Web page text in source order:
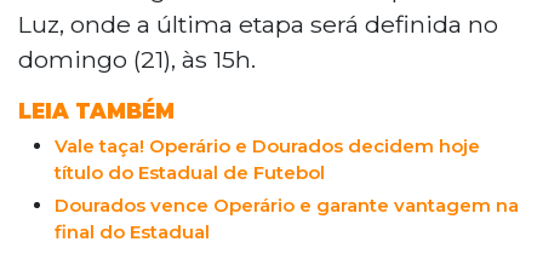
Luz, onde a última etapa será definida no
domingo (21), às 15h.
LEIA TAMBÉM
Vale taça! Operário e Dourados decidem hoje
título do Estadual de Futebol
Dourados vence Operário e garante vantagem na
final do Estadual